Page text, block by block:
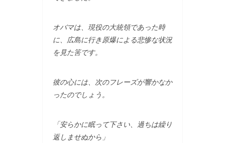
オバマは、現役の大統領であった時
に、広島に行き原爆による悲惨な状況
を見た筈です。
彼の心には、次のフレーズが響かなか
ったのでしょう。
「安らかに眠って下さい、過ちは繰り
返しませぬから」